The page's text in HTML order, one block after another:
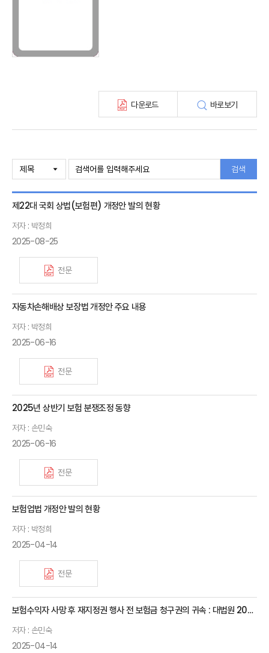
보험총서
보험회사 재무분석(종간)
다운로드 바로보기
검색
제22대 국회 상법(보험편) 개정안 발의 현황
저자 : 박정희
2025-08-25
전문
자동차손해배상 보장법 개정안 주요 내용
저자 : 박정희
2025-06-16
전문
2025년 상반기 보험 분쟁조정 동향
저자 : 손민숙
2025-06-16
전문
보험업법 개정안 발의 현황
저자 : 박정희
2025-04-14
전문
보험수익자 사망 후 재지정권 행사 전 보험금 청구권의 귀속 : 대법원 2025. 2. 20. 선고 2022다306048 판결
저자 : 손민숙
2025-04-14